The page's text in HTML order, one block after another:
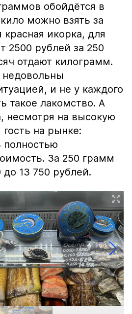
обойдётся в
можно взять за
икорка, для
2500 рублей за 250
отдают килограмм.
и не у каждого
такое лакомство. А
несмотря на высокую
на рынке:
полностью
За 250 грамм
до 13 750 рублей.